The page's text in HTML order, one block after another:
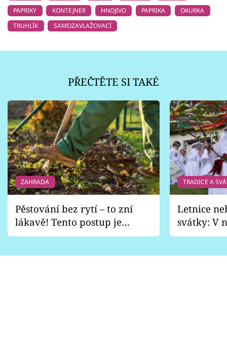
PAPRIKY
KONTEJNER HNOJIVO PAPRIKA
OKURKA
TRUHLÍK
SAMOZAVLAŽOVACÍ
PŘEČTĚTE SI TAKÉ
ZAHRADA
Pěstování bez rytí – to zní
lákavě! Tento postup je
vhodný jen pro některé
TRADICE A
Letnice
svátky: V
pondělí